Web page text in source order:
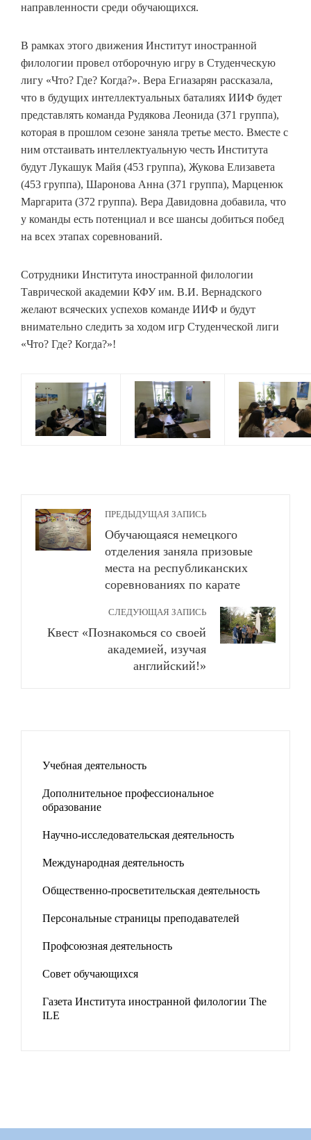
направленности среди обучающихся.
В рамках этого движения Институт иностранной
филологии провел отборочную игру в Студенческую
лигу «Что? Где? Когда?». Вера Егиазарян рассказала,
что в будущих интеллектуальных баталиях ИИФ будет
представлять команда Рудякова Леонида (371 группа),
которая в прошлом сезоне заняла третье место. Вместе с
ним отстаивать интеллектуальную честь Института
будут Лукашук Майя (453 группа), Жукова Елизавета
(453 группа), Шаронова Анна (371 группа), Марценюк
Маргарита (372 группа). Вера Давидовна добавила, что
у команды есть потенциал и все шансы добиться побед
на всех этапах соревнований.
Сотрудники Института иностранной филологии
Таврической академии КФУ им. В.И. Вернадского
желают всяческих успехов команде ИИФ и будут
внимательно следить за ходом игр Студенческой лиги
«Что? Где? Когда?»!
ПРЕДЫДУЩАЯ ЗАПИСЬ
Обучающаяся немецкого
отделения заняла призовые
места на республиканских
соревнованиях по карате
СЛЕДУЮЩАЯ ЗАПИСЬ
Квест «Познакомься со своей
академией, изучая
английский!»
Учебная деятельность
Дополнительное профессиональное
образование
Научно-исследовательская деятельность
Международная деятельность
Общественно-просветительская деятельность
Персональные страницы преподавателей
Профсоюзная деятельность
Совет обучающихся
Газета Института иностранной филологии The
ILE